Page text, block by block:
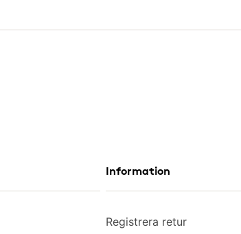
Information
Registrera retur